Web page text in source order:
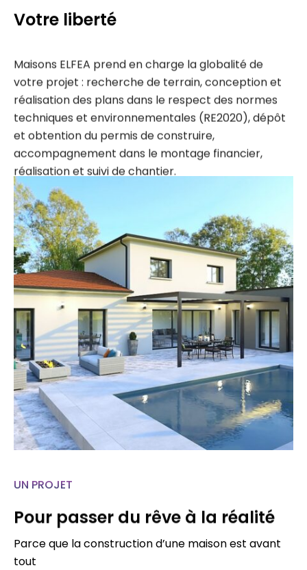
Votre liberté
votre projet : recherche de terrain, conception et
réalisation des plans dans le respect des normes
techniques et environnementales (RE2020), dépôt
et obtention du permis de construire,
accompagnement dans le montage financier,
réalisation et suivi de chantier.
UN PROJET
Pour passer du rêve à la réalité
Parce que la construction d’une maison est avant
tout